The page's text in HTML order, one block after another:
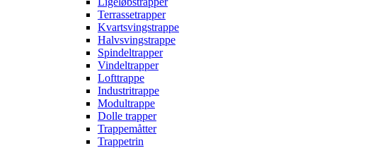
Terrassetrapper
Kvartsvingstrappe
Halvsvingstrappe
Spindeltrapper
Vindeltrapper
Lofttrappe
Industritrappe
Modultrappe
Dolle trapper
Trappemåtter
Trappetrin